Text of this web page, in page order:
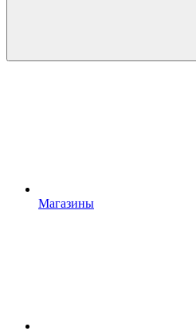
Магазины